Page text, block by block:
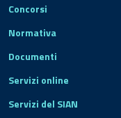
Concorsi
Normativa
Documenti
Servizi online
Servizi del SIAN